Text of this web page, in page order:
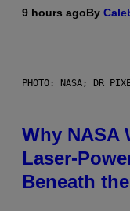
9 hours agoBy
PHOTO: NASA; DR
Why NASA
Laser-
Beneath